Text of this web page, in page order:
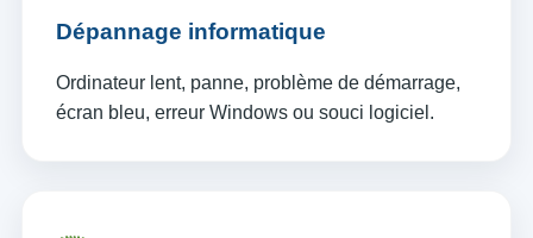
Dépannage informatique
Ordinateur lent, panne, problème de démarrage,
écran bleu, erreur Windows ou souci logiciel.